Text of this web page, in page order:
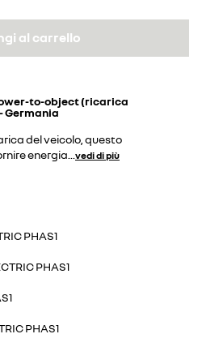
al carrello
to-object (ricarica
Germania
del veicolo, questo
energia
vedi di più
PHAS1
PHAS1
PHAS1